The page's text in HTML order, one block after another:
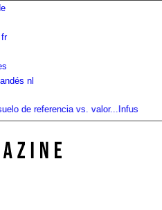
fr
nl
referencia vs. valor...Infused Kitchen